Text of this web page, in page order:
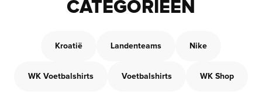
CATEGORIEËN
Kroatië Landenteams Nike
WK Voetbalshirts Voetbalshirts WK Shop